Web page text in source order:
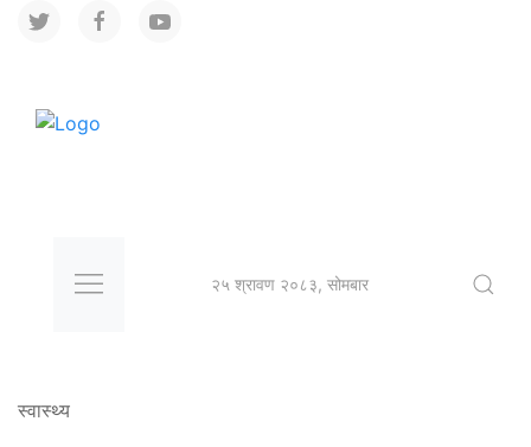
२५ श्रावण २०८३, सोमबार
स्वास्थ्य